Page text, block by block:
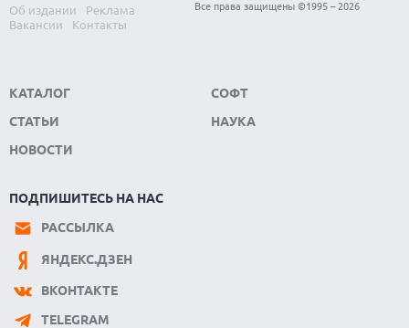
Об издании
Реклама
Вакансии
Контакты
Все права защищены ©1995 – 2026
КАТАЛОГ
СТАТЬИ
НОВОСТИ
СОФТ
НАУКА
ПОДПИШИТЕСЬ НА НАС
РАССЫЛКА
ЯНДЕКС.ДЗЕН
ВКОНТАКТЕ
TELEGRAM